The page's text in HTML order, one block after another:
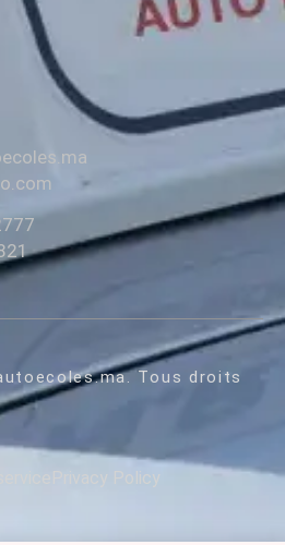
Tous droits
Privacy Policy